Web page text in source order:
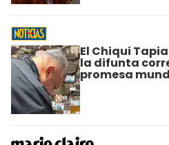
El Chiqui
la difunta
promesa